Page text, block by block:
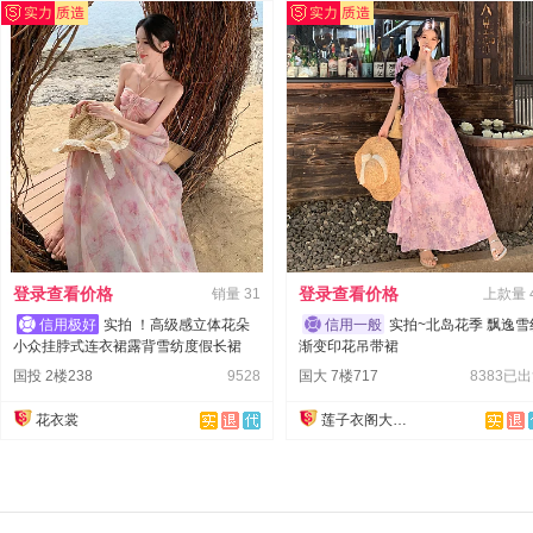
登录查看价格 销量 31
实拍 ！高级感立体花朵
小众挂脖式连衣裙露背雪纺度假长裙
国投 2楼238
9528
花衣裳
登录查看价格 上款量
实拍~北岛花季 飘逸雪
渐变印花吊带裙
国大 7楼717
8383已
莲子衣阁大码女装